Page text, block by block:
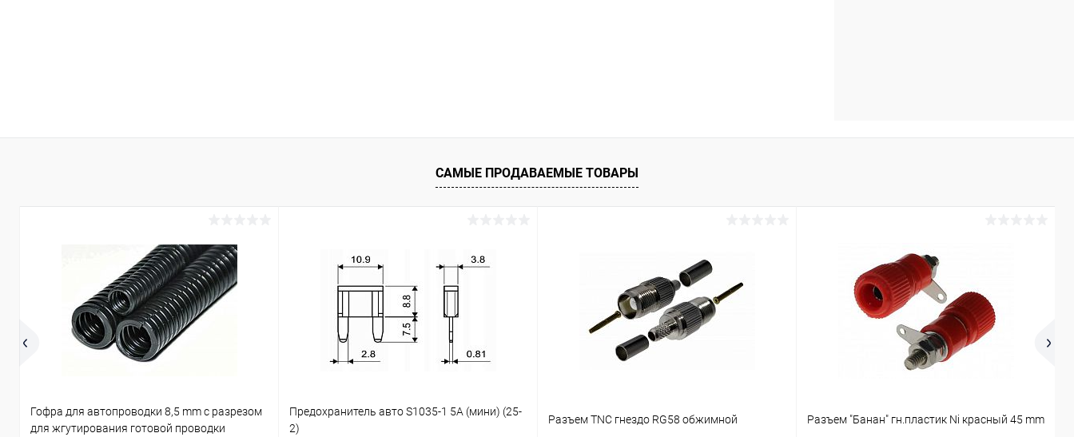
САМЫЕ ПРОДАВАЕМЫЕ ТОВАРЫ
Гофра для автопроводки 8,5 mm с разрезом
для жгутирования готовой проводки
Предохранитель авто S1035-1 5А (мини) (25-
2)
Разъем TNC гнездо RG58 обжимной Разъем "Банан" гн.пластик Ni красный 45 mm